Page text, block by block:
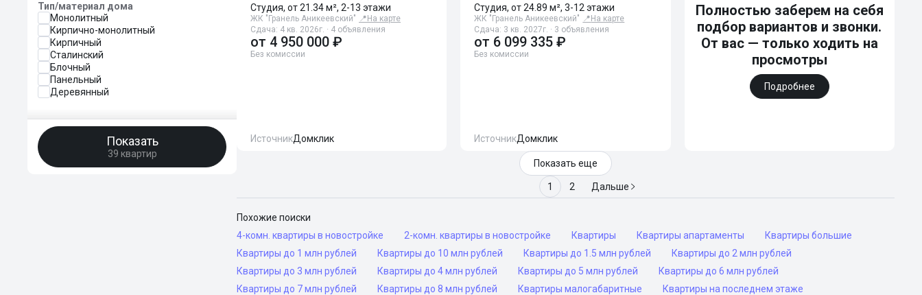
Тип/материал дома
Монолитный
Кирпично-монолитный
Кирпичный
Сталинский
Блочный
Панельный
Деревянный
Показать
39 квартир
Студия, от 21.34 м², 2-13 этажи
ЖК "Гранель Аникеевский" 📍 На карте
Сдача: 4 кв. 2026г. · 4 объявления
от 4 950 000 ₽
Без комиссии
ИсточникДомклик
Студия, от 24.89 м², 3-12 этажи
ЖК "Гранель Аникеевский" 📍 На карте
Сдача: 3 кв. 2027г. · 3 объявления
от 6 099 335 ₽
Без комиссии
ИсточникДомклик
Полностью заберем на себя
подбор вариантов и звонки.
От вас — только ходить на
просмотры
Подробнее
Показать еще
1 2 Дальше
Похожие поиски
4-комн. квартиры в новостройке
2-комн. квартиры в новостройке Квартиры Квартиры апартаменты
Квартиры большие
Квартиры до 1 млн рублей
Квартиры до 10 млн рублей Квартиры до 1.5 млн рублей
Квартиры до 2 млн рублей
Квартиры до 3 млн рублей
Квартиры до 4 млн рублей Квартиры до 5 млн рублей
Квартиры до 6 млн рублей
Квартиры до 7 млн рублей
Квартиры до 8 млн рублей Квартиры малогабаритные
Квартиры на последнем этаже